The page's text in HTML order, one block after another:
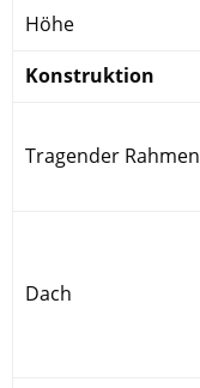
Höhe
Konstruktion
Tragender Rahmen
Dach